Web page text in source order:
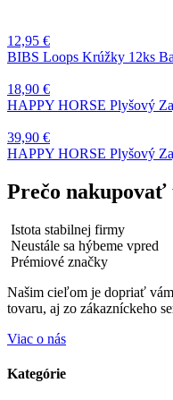
12,95 €
BIBS Loops Krúžky 12ks
18,90 €
HAPPY HORSE Plyšový
39,90 €
HAPPY HORSE Plyšový
Prečo nakupovať
Istota stabilnej firmy
Neustále sa hýbeme vpred
Prémiové značky
Našim cieľom je dopriať
tovaru, aj zo zákazníckeho
Viac o nás
Kategórie